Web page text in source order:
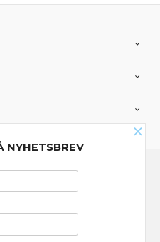
en bedre kjøpsopplevelse og vi kan
til å lagre
×
NYHETSBREV